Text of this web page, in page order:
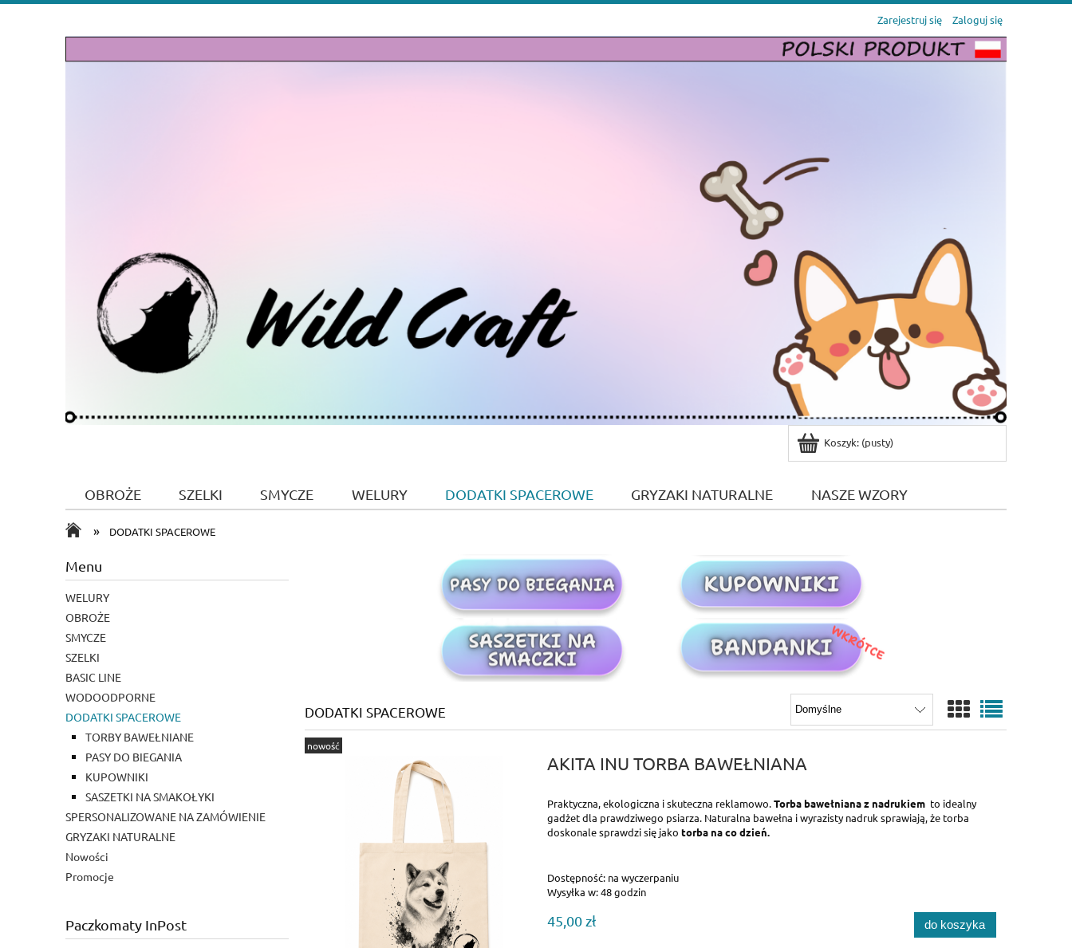
Zarejestruj się Zaloguj się
Koszyk: (pusty)
OBROŻE SZELKI SMYCZE WELURY DODATKI SPACEROWE GRYZAKI NATURALNE NASZE WZORY
» DODATKI SPACEROWE
Menu
WELURY
OBROŻE
SMYCZE
SZELKI
BASIC LINE
WODOODPORNE
DODATKI SPACEROWE
TORBY BAWEŁNIANE
PASY DO BIEGANIA
KUPOWNIKI
SASZETKI NA SMAKOŁYKI
SPERSONALIZOWANE NA ZAMÓWIENIE
GRYZAKI NATURALNE
Nowości
Promocje
Paczkomaty InPost
DODATKI SPACEROWE
AKITA INU TORBA BAWEŁNIANA
Praktyczna, ekologiczna i skuteczna reklamowo.Torba bawełniana z nadrukiem to idealny
gadżet dla prawdziwego psiarza. Naturalna bawełna i wyrazisty nadruk sprawiają, że torba
doskonale sprawdzi się jako torba na co dzień.
Dostępność: na wyczerpaniu
Wysyłka w:48 godzin
45,00 zł do koszyka
nowość